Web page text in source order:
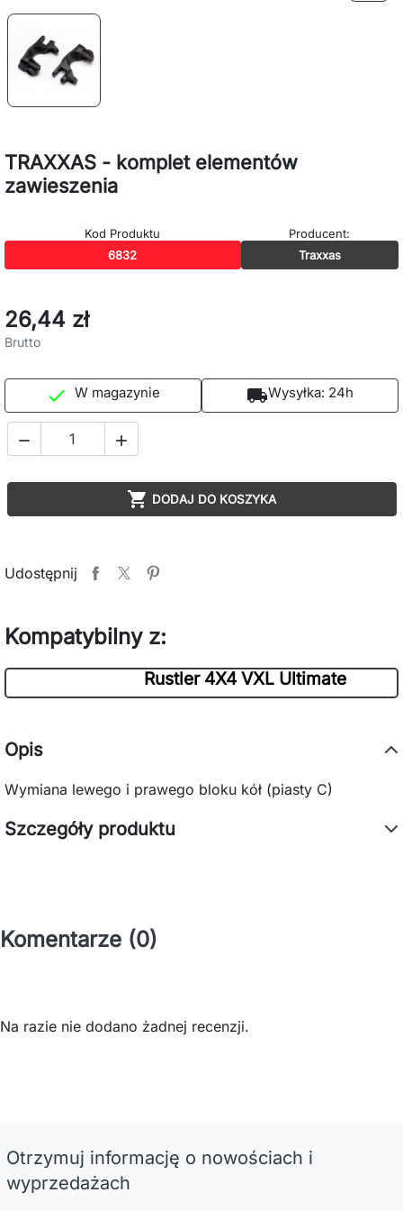
TRAXXAS - komplet elementów
zawieszenia
Kod Produktu
6832
Producent:
Traxxas
26,44 zł
Brutto
 W magazynie local_shippingWysyłka: 24h
 
 DODAJ DO KOSZYKA
Udostępnij
Kompatybilny z:
Rustler 4X4 VXL Ultimate
Opis
Wymiana lewego i prawego bloku kół (piasty C)
Szczegóły produktu
Komentarze (0)
Na razie nie dodano żadnej recenzji.
Otrzymuj informację o nowościach i
wyprzedażach